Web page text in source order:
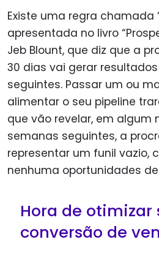
Existe uma regra chamada
apresentada no livro
Jeb Blount, que diz que a
30 dias vai gerar
seguintes. Passar um ou
alimentar o seu pipeline
que vão revelar, em algum
semanas seguintes, a
representar um funil vazio,
nenhuma oportunidades
Hora de otimizar
conversão de